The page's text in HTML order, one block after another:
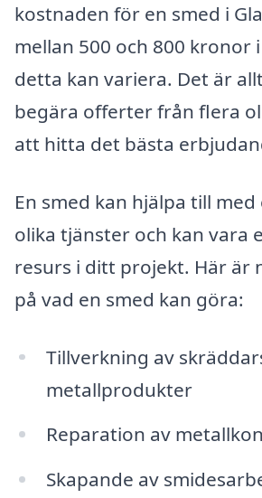
kostnaden för en smed i
mellan 500 och 800 kronor
detta kan variera. Det är
begära offerter från flera
att hitta det bästa
En smed kan hjälpa till
olika tjänster och kan vara
resurs i ditt projekt. Här är
på vad en smed kan göra:
Tillverkning av
metallprodukter
Reparation av
Skapande av